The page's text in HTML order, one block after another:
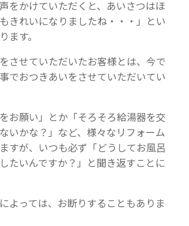
をかけていただくと、あいさつはほ
きれいになりましたね・・・」とい
ます。
させていただいたお客様とは、今で
でおつきあいをさせていただいてい
お願い」とか「そろそろ給湯器を交
いかな？」など、様々なリフォーム
すが、いつも必ず「どうしてお風呂
たいんですか？」と聞き返すことに
よっては、お断りすることもありま